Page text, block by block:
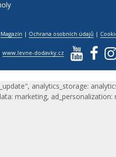
Magazín | Ochrana osobních údajů |
www.levne-dodavky.cz
analytics_storage:
marketing, ad_personalization: